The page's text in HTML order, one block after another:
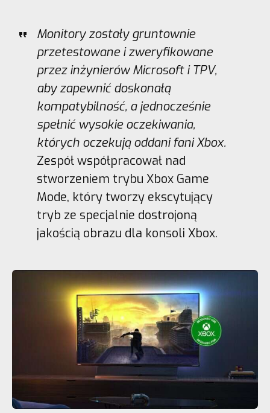
Monitory zostały gruntownie
przetestowane i zweryfikowane
przez inżynierów Microsoft i TPV,
aby zapewnić doskonałą
kompatybilność, a jednocześnie
spełnić wysokie oczekiwania,
których oczekują oddani fani Xbox.
Zespół współpracował nad
stworzeniem trybu Xbox Game
Mode, który tworzy ekscytujący
tryb ze specjalnie dostrojoną
jakością obrazu dla konsoli Xbox.